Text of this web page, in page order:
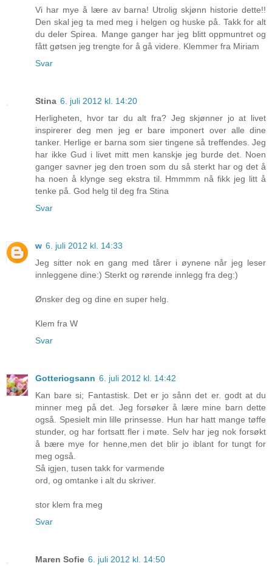
Vi har mye å lære av barna! Utrolig skjønn historie dette!!
Den skal jeg ta med meg i helgen og huske på. Takk for alt
du deler Spirea. Mange ganger har jeg blitt oppmuntret og
fått gøtsen jeg trengte for å gå videre. Klemmer fra Miriam
Svar
Stina 6. juli 2012 kl. 14:20
Herligheten, hvor tar du alt fra? Jeg skjønner jo at livet
inspirerer deg men jeg er bare imponert over alle dine
tanker. Herlige er barna som sier tingene så treffendes. Jeg
har ikke Gud i livet mitt men kanskje jeg burde det. Noen
ganger savner jeg den troen som du så sterkt har og det å
ha noen å klynge seg ekstra til. Hmmmm nå fikk jeg litt å
tenke på. God helg til deg fra Stina
Svar
w 6. juli 2012 kl. 14:33
Jeg sitter nok en gang med tårer i øynene når jeg leser
innleggene dine:) Sterkt og rørende innlegg fra deg:)
Ønsker deg og dine en super helg.
Klem fra W
Svar
Gotteriogsann 6. juli 2012 kl. 14:42
Kan bare si; Fantastisk. Det er jo sånn det er. godt at du
minner meg på det. Jeg forsøker å lære mine barn dette
også. Spesielt min lille prinsesse. Hun har hatt mange tøffe
stunder, og har fortsatt fler i møte. Selv har jeg nok forsøkt
å bære mye for henne,men det blir jo iblant for tungt for
meg også.
Så igjen, tusen takk for varmende
ord, og omtanke i alt du skriver.
stor klem fra meg
Svar
Maren Sofie 6. juli 2012 kl. 14:50